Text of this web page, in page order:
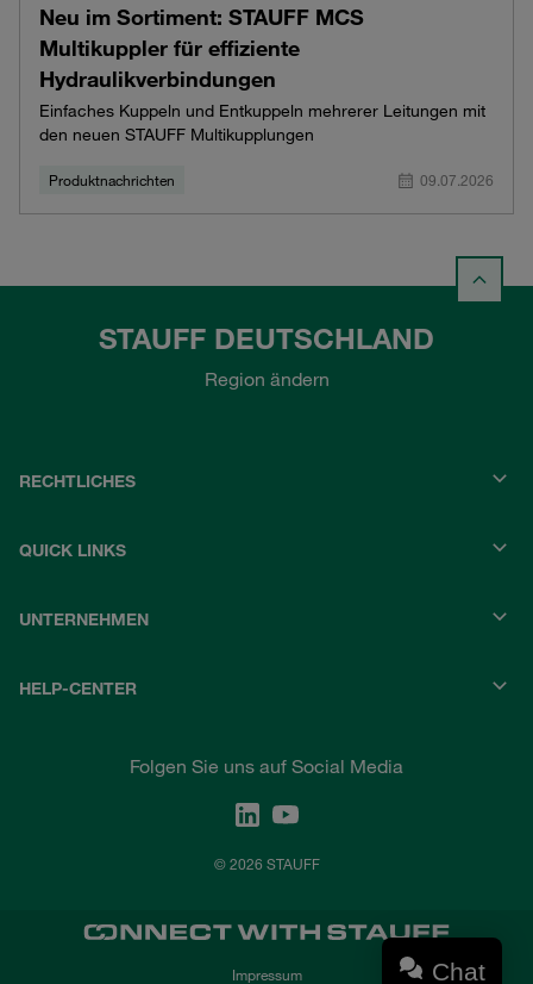
Neu im Sortiment: STAUFF MCS
Multikuppler für effiziente
Hydraulikverbindungen
Einfaches Kuppeln und Entkuppeln mehrerer Leitungen mit
den neuen STAUFF Multikupplungen
Produktnachrichten 09.07.2026
STAUFF DEUTSCHLAND
Region ändern
RECHTLICHES
QUICK LINKS
UNTERNEHMEN
HELP-CENTER
Folgen Sie uns auf Social Media
© 2026 STAUFF
Impressum Chat